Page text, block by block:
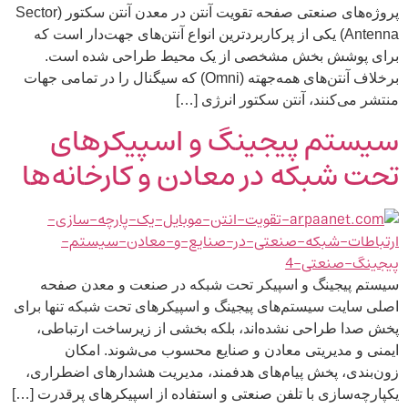
پروژه‌های صنعتی صفحه تقویت آنتن در معدن آنتن سکتور (Sector
Antenna) یکی از پرکاربردترین انواع آنتن‌های جهت‌دار است که
برای پوشش بخش مشخصی از یک محیط طراحی شده است.
برخلاف آنتن‌های همه‌جهته (Omni) که سیگنال را در تمامی جهات
منتشر می‌کنند، آنتن سکتور انرژی […]
سیستم پیجینگ و اسپیکرهای
تحت شبکه در معادن و کارخانه‌ها
سیستم پیجینگ و اسپیکر تحت شبکه در صنعت و معدن صفحه
اصلی سایت سیستم‌های پیجینگ و اسپیکرهای تحت شبکه تنها برای
پخش صدا طراحی نشده‌اند، بلکه بخشی از زیرساخت ارتباطی،
ایمنی و مدیریتی معادن و صنایع محسوب می‌شوند. امکان
زون‌بندی، پخش پیام‌های هدفمند، مدیریت هشدارهای اضطراری،
یکپارچه‌سازی با تلفن صنعتی و استفاده از اسپیکرهای پرقدرت […]